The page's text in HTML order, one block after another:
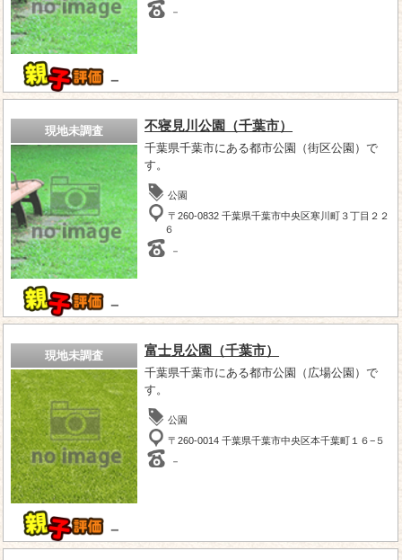
－
－
現地未調査
－
不寝見川公園（千葉市）
千葉県千葉市にある都市公園（街区公園）で
す。
公園
〒260-0832 千葉県千葉市中央区寒川町３丁目２２
６
－
現地未調査
－
富士見公園（千葉市）
千葉県千葉市にある都市公園（広場公園）で
す。
公園
〒260-0014 千葉県千葉市中央区本千葉町１６−５
－